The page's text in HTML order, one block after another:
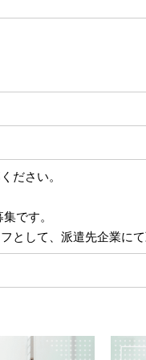
ださい。
です。
として、派遣先企業に